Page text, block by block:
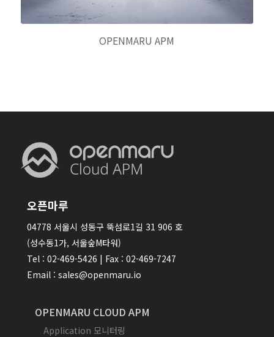
OPENMARU APM
오픈마루
04778 서울시 성동구 뚝섬로1길 31 906 호
(성수동1가, 서울숲M타워)
Tel : 02-469-5426 | Fax : 02-469-7247
Email : sales@openmaru.io
OPENMARU CLOUD APM
Application 모니터링